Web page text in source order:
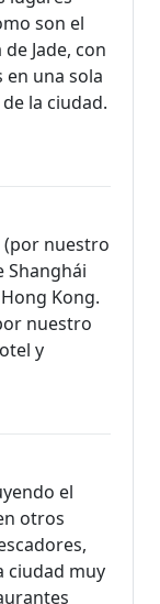
son el
Jade, con
en una sola
la ciudad.
(por nuestro
Shanghái
Kong.
nuestro
y
el
otros
ciudad muy